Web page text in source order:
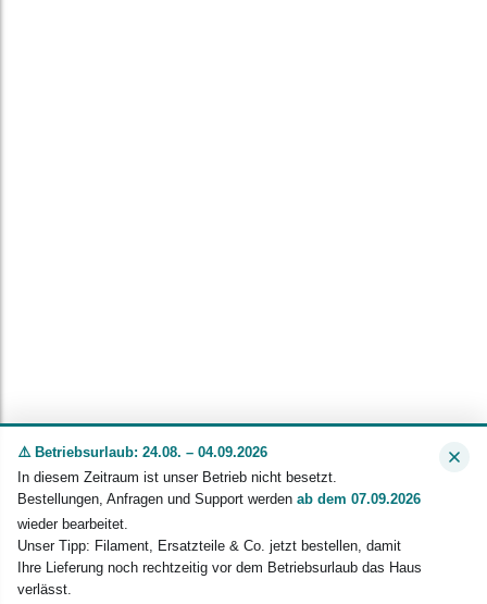
⚠️ Betriebsurlaub: 24.08. – 04.09.2026
In diesem Zeitraum ist unser Betrieb nicht besetzt.
Bestellungen, Anfragen und Support werden ab dem 07.09.2026
wieder bearbeitet.
Unser Tipp: Filament, Ersatzteile & Co. jetzt bestellen, damit
Ihre Lieferung noch rechtzeitig vor dem Betriebsurlaub das Haus
verlässt.